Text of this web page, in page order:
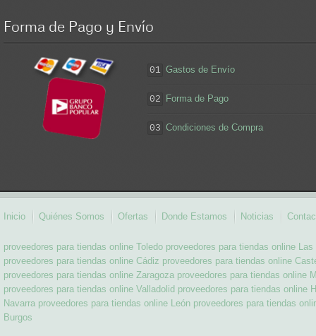
Forma de Pago y Envío
01 Gastos de Envío
02 Forma de Pago
03 Condiciones de Compra
Inicio Quiénes Somos Ofertas Donde Estamos Noticias
proveedores para tiendas online Toledo proveedores para tiendas online
proveedores para tiendas online Cádiz proveedores para tiendas online
proveedores para tiendas online Zaragoza proveedores para tiendas online
proveedores para tiendas online Valladolid proveedores para tiendas online
Navarra proveedores para tiendas online León proveedores para tiendas
Burgos